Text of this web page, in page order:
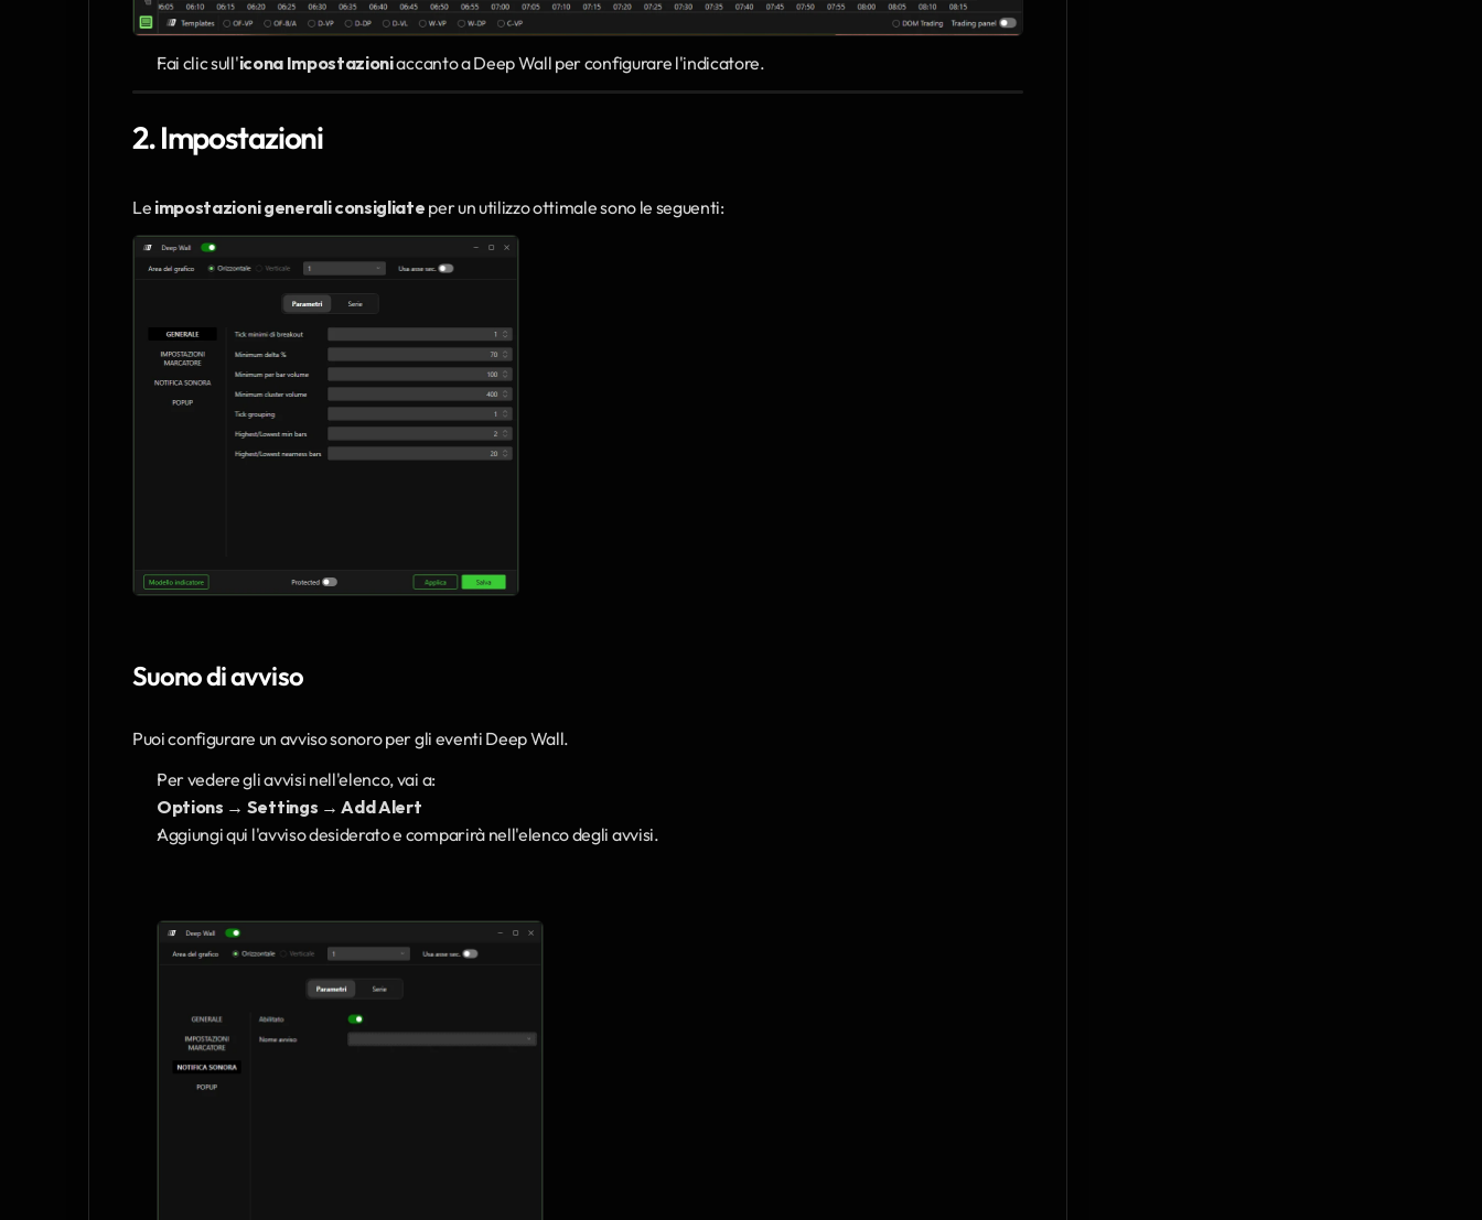
Fai clic sull'icona Impostazioni accanto a Deep Wall per configurare l'indicatore.
2. Impostazioni
Le impostazioni generali consigliate per un utilizzo ottimale sono le seguenti:
Suono di avviso
Puoi configurare un avviso sonoro per gli eventi Deep Wall.
Per vedere gli avvisi nell'elenco, vai a:
Options → Settings → Add Alert
Aggiungi qui l'avviso desiderato e comparirà nell'elenco degli avvisi.